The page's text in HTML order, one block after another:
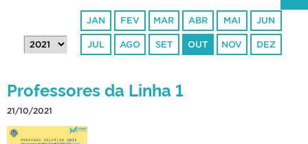
PORTARIAS
JAN FEV MAR ABR MAI JUN
JUL AGO SET OUT NOV DEZ
Professores da Linha 1
21/10/2021